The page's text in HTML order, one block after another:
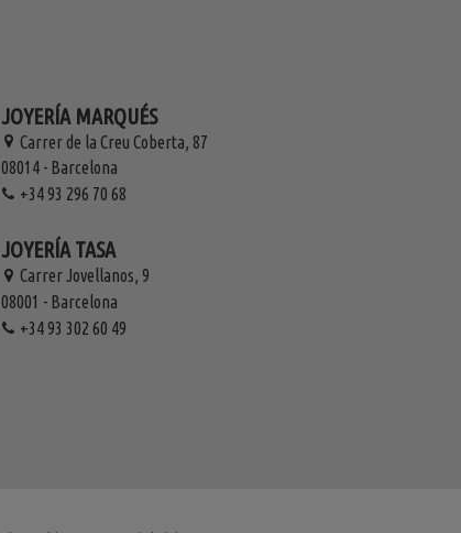
JOYERÍA MARQUÉS
Carrer de la Creu Coberta, 87
08014 - Barcelona
+34 93 296 70 68
JOYERÍA TASA
Carrer Jovellanos, 9
08001 - Barcelona
+34 93 302 60 49